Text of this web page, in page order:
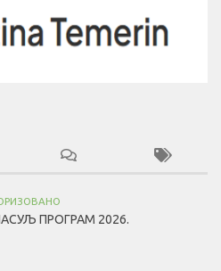
ПРОГРАМ 2026.